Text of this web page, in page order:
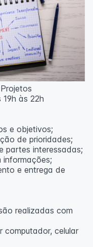
às 22h
e objetivos;
de prioridades;
partes interessadas;
e entrega de
realizadas com
computador, celular